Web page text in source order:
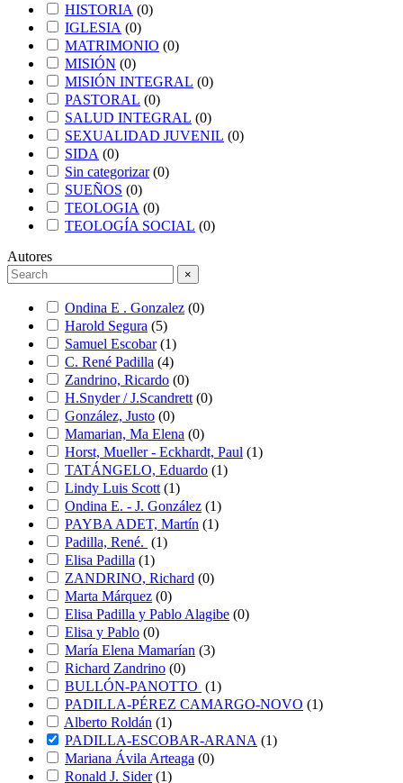
HISTORIA (0)
IGLESIA (0)
MATRIMONIO (0)
MISIÓN (0)
MISIÓN INTEGRAL (0)
PASTORAL (0)
SALUD INTEGRAL (0)
SEXUALIDAD JUVENIL (0)
SIDA (0)
Sin categorizar (0)
SUEÑOS (0)
TEOLOGIA (0)
TEOLOGÍA SOCIAL (0)
Autores
×
Ondina E . Gonzalez (0)
Harold Segura (5)
Samuel Escobar (1)
C. René Padilla (4)
Zandrino, Ricardo (0)
H.Snyder / J.Scandrett (0)
González, Justo (0)
Mamarian, Ma Elena (0)
Horst, Mueller - Eckhardt, Paul (1)
TATÁNGELO, Eduardo (1)
Lindy Luis Scott (1)
Ondina E. - J. González (1)
PAYBA ADET, Martín (1)
Padilla, René. (1)
Elisa Padilla (1)
ZANDRINO, Richard (0)
Marta Márquez (0)
Elisa Padilla y Pablo Alagibe (0)
Elisa y Pablo (0)
María Elena Mamarían (3)
Richard Zandrino (0)
BULLÓN-PANOTTO (1)
PADILLA-PÉREZ CAMARGO-NOVO (1)
Alberto Roldán (1)
PADILLA-ESCOBAR-ARANA (1)
Mariana Ávila Arteaga (0)
Ronald J. Sider (1)